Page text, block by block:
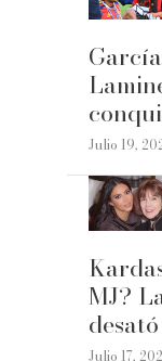
Julio 19,
MJ?
Julio 17,